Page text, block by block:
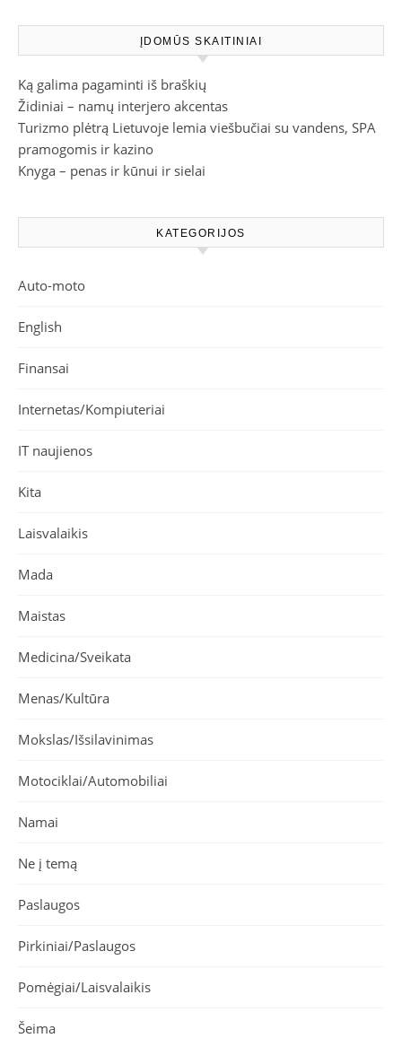
ĮDOMŪS SKAITINIAI
Ką galima pagaminti iš braškių
Židiniai – namų interjero akcentas
Turizmo plėtrą Lietuvoje lemia viešbučiai su vandens, SPA
pramogomis ir kazino
Knyga – penas ir kūnui ir sielai
KATEGORIJOS
Auto-moto
English
Finansai
Internetas/Kompiuteriai
IT naujienos
Kita
Laisvalaikis
Mada
Maistas
Medicina/Sveikata
Menas/Kultūra
Mokslas/Išsilavinimas
Motociklai/Automobiliai
Namai
Ne į temą
Paslaugos
Pirkiniai/Paslaugos
Pomėgiai/Laisvalaikis
Šeima